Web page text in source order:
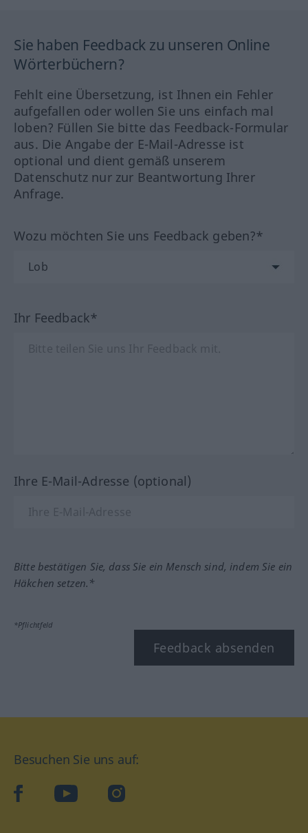
Sie haben Feedback zu unseren Online
Wörterbüchern?
Fehlt eine Übersetzung, ist Ihnen ein Fehler
aufgefallen oder wollen Sie uns einfach mal
loben? Füllen Sie bitte das Feedback-Formular
aus. Die Angabe der E-Mail-Adresse ist
optional und dient gemäß unserem
Datenschutz nur zur Beantwortung Ihrer
Anfrage.
Wozu möchten Sie uns Feedback geben?*
Ihr Feedback*
Ihre E-Mail-Adresse (optional)
Bitte bestätigen Sie, dass Sie ein Mensch sind, indem Sie ein
Häkchen setzen.*
*Pflichtfeld
Feedback absenden
Besuchen Sie uns auf:
facebookYouTube Instagram